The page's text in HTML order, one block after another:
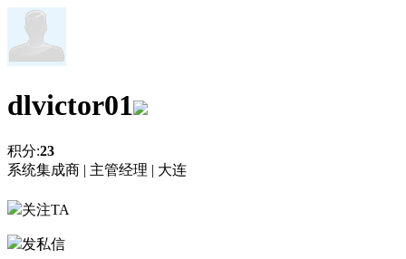
dlvictor01
积分:23
系统集成商 | 主管经理 | 大连
关注TA
发私信